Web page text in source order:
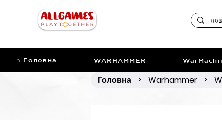
⌂ Головна WARHAMMER
Головна > Warhammer >